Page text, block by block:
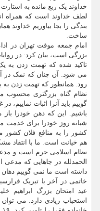
خداوند یک ربع مانده به
لطف خداوند است که همراه
ساخت.
امام جمعه موقت تهران در
بزرگی است، بیان کرد: در
تاکید شده که تهمت زدن به
می شود. آن چنان که نمک در
رود. همانطور که تهمت زدن
نظام گناه بزرگتری
گوییم باید آنرا اثبات
باشیم. این که دهن خودرا
شبانه روز خودرا برای خدمت
کشور را به منافع فلان
هم خیانت است. ما با انتقاد
نظام اسلامی جرم است و مدعی
الحمدلله در جاهایی که
داشته است ما نمی گوییم دهان
خاتمی در آخر با تبریک
عید امتحان بزرگ ابراهیم
استحباب زیادی دارد. می